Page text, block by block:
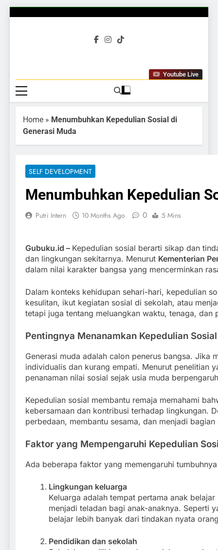
Gubuku
Youtube Live
Home » Menumbuhkan Kepedulian Sosial di
Generasi Muda
SELF DEVELOPMENT
Menumbuhkan Kepedulian
Putri Intern 10 Months Ago 0 5 Mins
Gubuku.id – Kepedulian sosial berarti sikap dan
dan lingkungan sekitarnya. Menurut Kementerian
dalam nilai karakter bangsa yang mencerminkan
Dalam konteks kehidupan sehari-hari, kepedulian
kesulitan, ikut kegiatan sosial di sekolah, atau
tetapi juga tentang meluangkan waktu, tenaga, dan
Pentingnya Menanamkan Kepedulian
Generasi muda adalah calon penerus bangsa. Jika
individualis dan kurang empati. Menurut penelitian
penanaman nilai sosial sejak usia muda
Kepedulian sosial membantu remaja memahami
kebersamaan dan kontribusi terhadap lingkungan.
perbedaan, membantu sesama, dan menjadi
Faktor yang Mempengaruhi Kepedulian
Ada beberapa faktor yang memengaruhi
Lingkungan keluarga
Keluarga adalah tempat pertama anak
menjadi teladan bagi anak-anaknya. Seperti
belajar lebih banyak dari tindakan nyata
Pendidikan dan sekolah